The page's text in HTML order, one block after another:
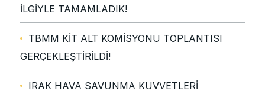
İLGİYLE TAMAMLADIK!
TBMM KİT ALT KOMİSYONU TOPLANTISI
GERÇEKLEŞTİRİLDİ!
IRAK HAVA SAVUNMA KUVVETLERİ